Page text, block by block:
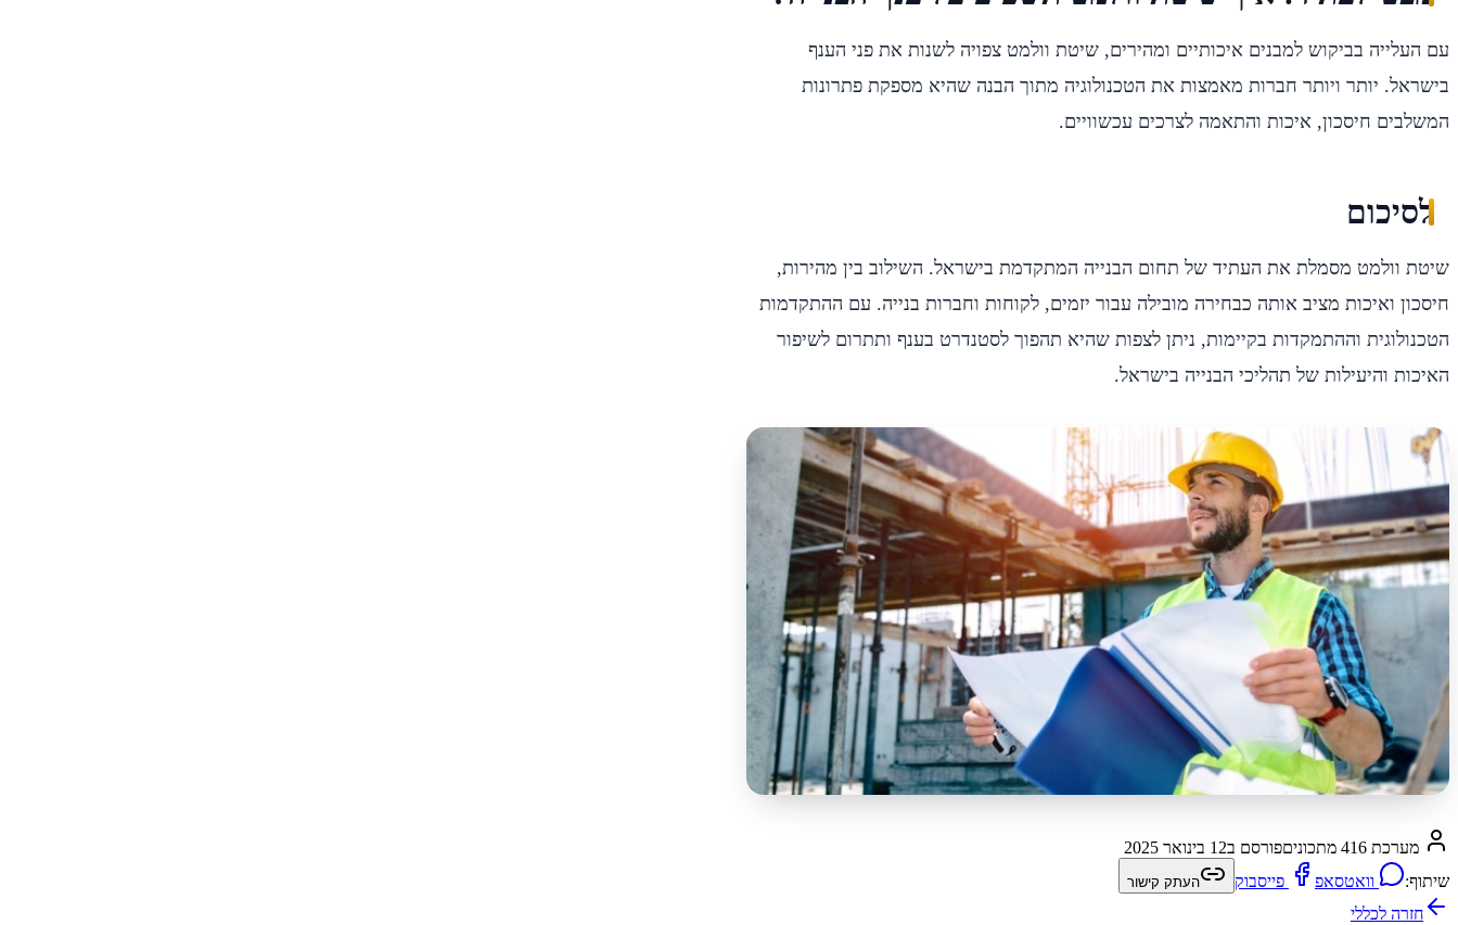
עם העלייה בביקוש למבנים איכותיים ומהירים, שיטת וולמט צפויה לשנות את פני הענף
בישראל. יותר ויותר חברות מאמצות את הטכנולוגיה מתוך הבנה שהיא מספקת פתרונות
המשלבים חיסכון, איכות והתאמה לצרכים עכשוויים.
לסיכום
שיטת וולמט מסמלת את העתיד של תחום הבנייה המתקדמת בישראל. השילוב בין מהירות,
חיסכון ואיכות מציב אותה כבחירה מובילה עבור יזמים, לקוחות וחברות בנייה. עם ההתקדמות
הטכנולוגית וההתמקדות בקיימות, ניתן לצפות שהיא תהפוך לסטנדרט בענף ותתרום לשיפור
האיכות והיעילות של תהליכי הבנייה בישראל.
מערכת 416 מתכונים פורסם ב12 בינואר 2025
שיתוף:
וואטסאפ פייסבוק העתק קישור
חזרה לכללי